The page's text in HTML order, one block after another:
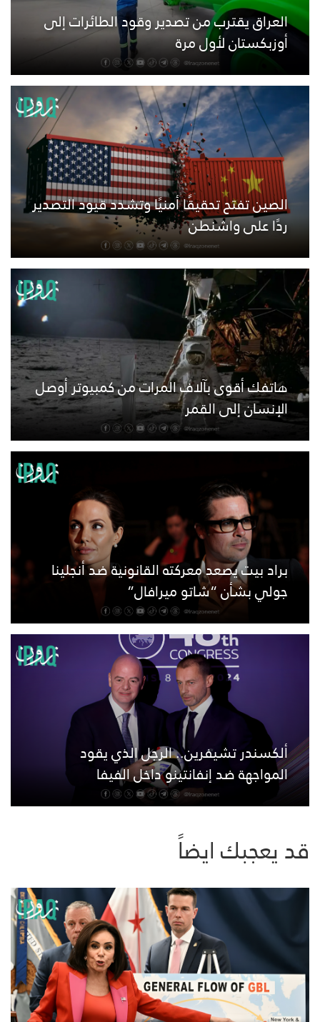
العراق يقترب من تصدير وقود الطائرات إلى
أوزبكستان لأول مرة
الصين تفتح تحقيقًا أمنيًا وتشدد قيود التصدير
ردًا على واشنطن
هاتفك أقوى بآلاف المرات من كمبيوتر أوصل
الإنسان إلى القمر
براد بيت يصعد معركته القانونية ضد أنجلينا
جولي بشأن “شاتو ميرافال”
ألكسندر تشيفرين.. الرجل الذي يقود
المواجهة ضد إنفانتينو داخل الفيفا
قد يعجبك ايضاً